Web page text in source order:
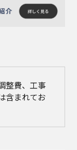
整費、工事
含まれてお